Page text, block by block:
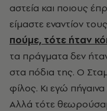
αστεία και ποιους
είμαστε εναντίον
πούμε, τότε ήταν
τα πράγματα δεν
στα πόδια της. Ο
φίλος. Κι εγώ
Αλλά τότε